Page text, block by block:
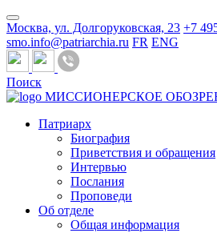
Москва, ул. Долгоруковская, 23 +7
smo.info@patriarchia.ru FR ENG
Поиск
МИССИОНЕРСКОЕ
Патриарх
Биография
Приветствия и обращения
Интервью
Послания
Проповеди
Об отделе
Общая информация